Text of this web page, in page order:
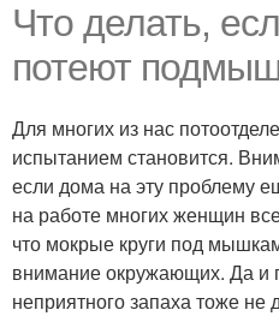
Что делать,
потеют
Для многих из нас
испытанием становится.
если дома на эту проблему
на работе многих женщин
что мокрые круги под
внимание окружающих. Да и
неприятного запаха тоже не